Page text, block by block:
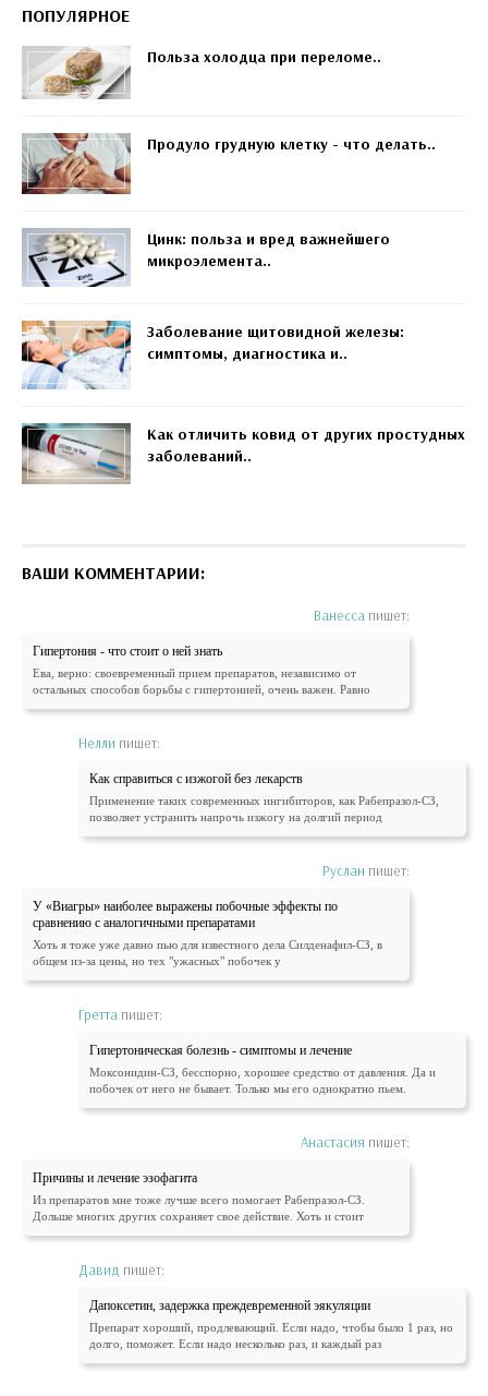
ПОПУЛЯРНОЕ
Польза холодца при переломе..
Продуло грудную клетку - что делать..
Цинк: польза и вред важнейшего
микроэлемента..
Заболевание щитовидной железы:
симптомы, диагностика и..
Как отличить ковид от других простудных
заболеваний..
ВАШИ КОММЕНТАРИИ:
Ванесса пишет:
Гипертония - что стоит о ней знать
Ева, верно: своевременный прием препаратов, независимо от
остальных способов борьбы с гипертонией, очень важен. Равно
Нелли пишет:
Как справиться с изжогой без лекарств
Применение таких современных ингибиторов, как Рабепразол-СЗ,
позволяет устранить напрочь изжогу на долгий период
Руслан пишет:
У «Виагры» наиболее выражены побочные эффекты по
сравнению с аналогичными препаратами
Хоть я тоже уже давно пью для известного дела Силденафил-СЗ, в
общем из-за цены, но тех "ужасных" побочек у
Гретта пишет:
Гипертоническая болезнь - симптомы и лечение
Моксонидин-СЗ, бесспорно, хорошее средство от давления. Да и
побочек от него не бывает. Только мы его однократно пьем.
Анастасия пишет:
Причины и лечение эзофагита
Из препаратов мне тоже лучше всего помогает Рабепразол-СЗ.
Дольше многих других сохраняет свое действие. Хоть и стоит
Давид пишет:
Дапоксетин, задержка преждевременной эякуляции
Препарат хороший, продлевающий. Если надо, чтобы было 1 раз, но
долго, поможет. Если надо несколько раз, и каждый раз